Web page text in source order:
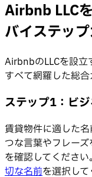
Airbnb LLC
バイステッ
AirbnbのLLCを設立
すべて網羅した総合
ステップ1：ビ
賃貸物件に適した
つな言葉やフレー
を確認してください
切な名前を選択して